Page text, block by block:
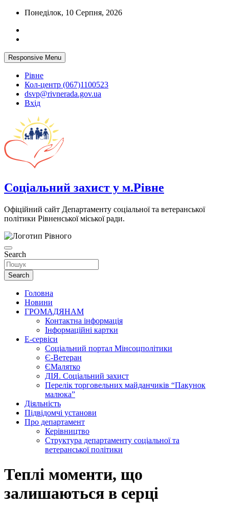
Skip
content
Понеділок, 10 Серпня, 2026
Responsive Menu
Рівне
Кол-центр (067)1100523
dsvp@rivnerada.gov.ua
Вхід
Соціальний захист у м.Рівне
Офіційний сайт Департаменту соціальної та ветеранської
політики Рівненської міської ради.
Search
Search
Головна
Новини
ГРОМАДЯНАМ
Контактна інформація
Інформаційні картки
Е-сервіси
Соціальний портал Мінсоцполітики
Є-Ветеран
ЄМалятко
ДІЯ. Соціальний захист
Перелік торговельних майданчиків “Пакунок
малюка”
Діяльність
Підвідомчі установи
Про департамент
Керівництво
Структура департаменту соціальної та
ветеранської політики
Теплі моменти, що
залишаються в серці